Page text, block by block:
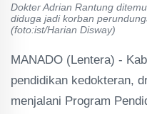
Dokter Adrian Rantung
diduga jadi korban
(foto:ist/Harian Disway)
MANADO (Lentera) -
pendidikan kedokteran,
menjalani Program